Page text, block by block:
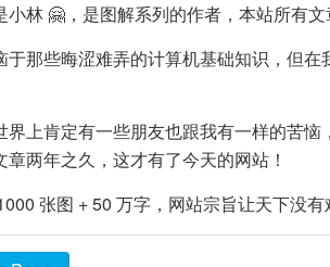
小林 🤗，是图解系列的作者，本站所有文
于那些晦涩难弄的计算机基础知识，但
界上肯定有一些朋友也跟我有一样的苦
章两年之久，这才有了今天的网站！
张图 + 50 万字，网站宗旨让天下没